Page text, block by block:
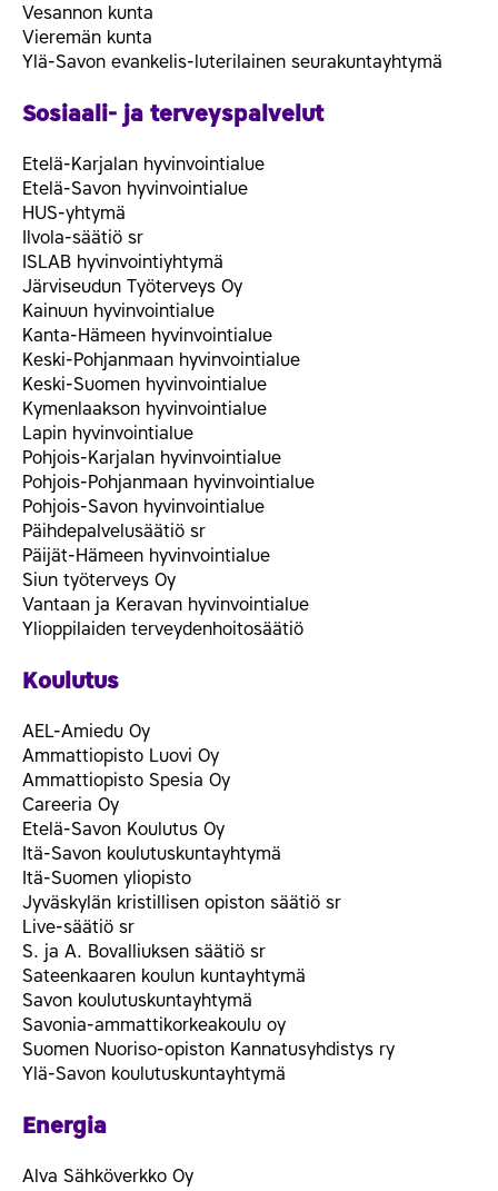
Vesannon kunta
Vieremän kunta
Ylä-Savon evankelis-luterilainen seurakuntayhtymä
Sosiaali- ja terveyspalvelut
Etelä-Karjalan hyvinvointialue
Etelä-Savon hyvinvointialue
HUS-yhtymä
Ilvola-säätiö sr
ISLAB hyvinvointiyhtymä
Järviseudun Työterveys Oy
Kainuun hyvinvointialue
Kanta-Hämeen hyvinvointialue
Keski-Pohjanmaan hyvinvointialue
Keski-Suomen hyvinvointialue
Kymenlaakson hyvinvointialue
Lapin hyvinvointialue
Pohjois-Karjalan hyvinvointialue
Pohjois-Pohjanmaan hyvinvointialue
Pohjois-Savon hyvinvointialue
Päihdepalvelusäätiö sr
Päijät-Hämeen hyvinvointialue
Siun työterveys Oy
Vantaan ja Keravan hyvinvointialue
Ylioppilaiden terveydenhoitosäätiö
Koulutus
AEL-Amiedu Oy
Ammattiopisto Luovi Oy
Ammattiopisto Spesia Oy
Careeria Oy
Etelä-Savon Koulutus Oy
Itä-Savon koulutuskuntayhtymä
Itä-Suomen yliopisto
Jyväskylän kristillisen opiston säätiö sr
Live-säätiö sr
S. ja A. Bovalliuksen säätiö sr
Sateenkaaren koulun kuntayhtymä
Savon koulutuskuntayhtymä
Savonia-ammattikorkeakoulu oy
Suomen Nuoriso-opiston Kannatusyhdistys ry
Ylä-Savon koulutuskuntayhtymä
Energia
Alva Sähköverkko Oy